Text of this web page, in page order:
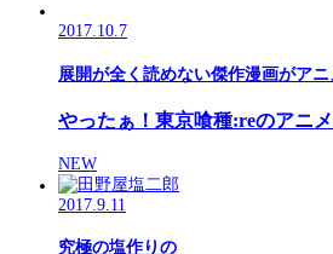
2017.10.7
展開が全く読めない傑作漫画がアニ
やったぁ！東京喰種:reのアニ
NEW
2017.9.11
究極の塩作りの